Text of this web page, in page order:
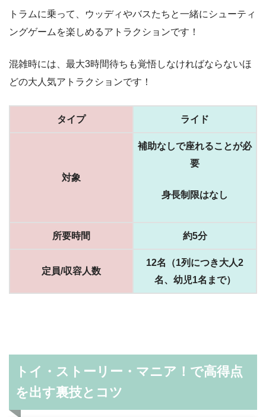
トラムに乗って、ウッディやバスたちと一緒にシューティ
ングゲームを楽しめるアトラクションです！
混雑時には、最大3時間待ちも覚悟しなければならないほ
どの大人気アトラクションです！
タイプ ライド
対象
補助なしで座れることが必
要
身長制限はなし
所要時間 約5分
定員/収容人数
12名（1列につき大人2
名、幼児1名まで）
トイ・ストーリー・マニア！で高得点
を出す裏技とコツ